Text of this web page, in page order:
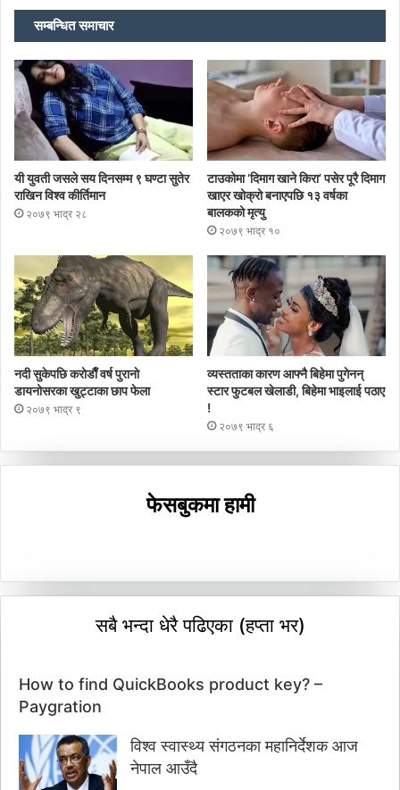
सम्बन्धित समाचार
यी युवती जसले सय दिनसम्म ९ घण्टा सुतेर
राखिन विश्व कीर्तिमान
२०७९ भाद्र २८
टाउकोमा ‘दिमाग खाने किरा’ पसेर पूरै दिमाग
खाएर खोक्रो बनाएपछि १३ वर्षका
बालकको मृत्यु
२०७९ भाद्र १०
नदी सुकेपछि कराेडाैँ वर्ष पुरानाे
डायनोसरका खुट्टाका छाप फेला
२०७९ भाद्र ९
व्यस्तताका कारण आफ्नै बिहेमा पुगेनन्
स्टार फुटबल खेलाडी, बिहेमा भाइलाई पठाए
!
२०७९ भाद्र ६
फेसबुकमा हामी
सबै भन्दा धेरै पढिएका (हप्ता भर)
How to find QuickBooks product key? –
Paygration
विश्व स्वास्थ्य संगठनका महानिर्देशक आज
नेपाल आउँदै